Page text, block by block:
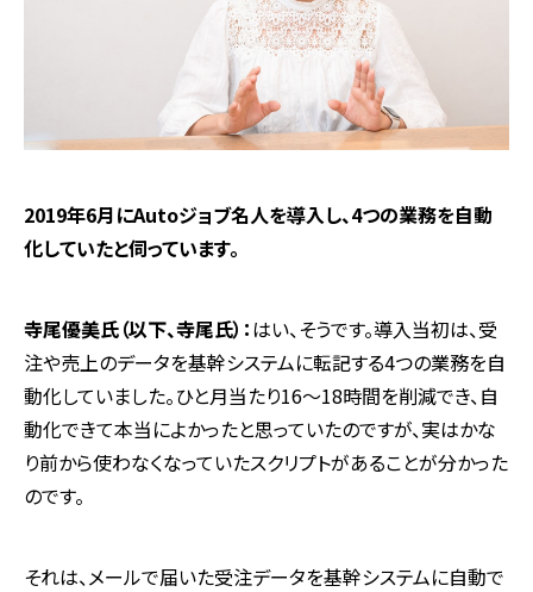
2019年6月にAutoジョブ名人を導入し、4つの業務を自動
化していたと伺っています。
寺尾優美氏（以下、寺尾氏）：はい、そうです。導入当初は、受
注や売上のデータを基幹システムに転記する4つの業務を自
動化していました。ひと月当たり16〜18時間を削減でき、自
動化できて本当によかったと思っていたのですが、実はかな
り前から使わなくなっていたスクリプトがあることが分かった
のです。
それは、メールで届いた受注データを基幹システムに自動で